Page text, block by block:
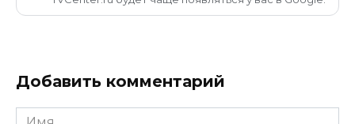
Добавить комментарий
Имя